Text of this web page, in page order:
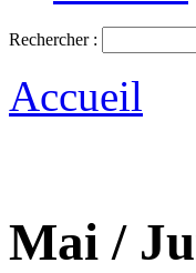
Rechercher :
Accueil
Mai /